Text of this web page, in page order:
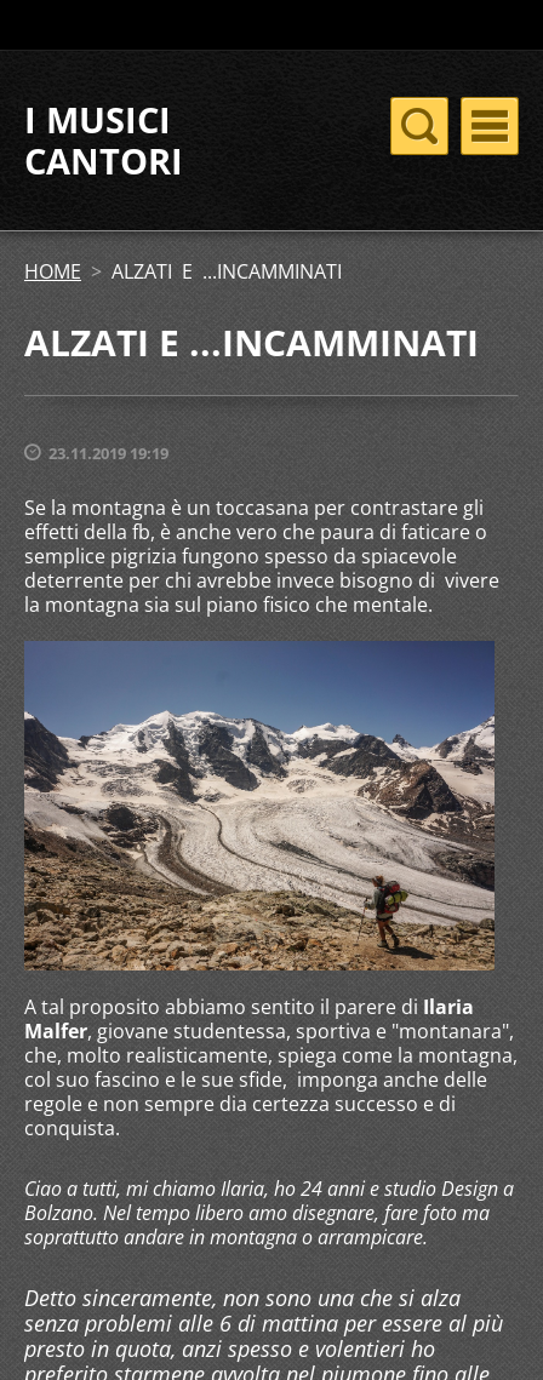
I MUSICI
CANTORI
HOME > ALZATI E ...INCAMMINATI
ALZATI E ...INCAMMINATI
23.11.2019 19:19
Se la montagna è un toccasana per contrastare gli
effetti della fb, è anche vero che paura di faticare o
semplice pigrizia fungono spesso da spiacevole
deterrente per chi avrebbe invece bisogno di vivere
la montagna sia sul piano fisico che mentale.
A tal proposito abbiamo sentito il parere di Ilaria
Malfer, giovane studentessa, sportiva e "montanara",
che, molto realisticamente, spiega come la montagna,
col suo fascino e le sue sfide, imponga anche delle
regole e non sempre dia certezza successo e di
conquista.
Ciao a tutti, mi chiamo Ilaria, ho 24 anni e studio Design a
Bolzano. Nel tempo libero amo disegnare, fare foto ma
soprattutto andare in montagna o arrampicare.
Detto sinceramente, non sono una che si alza
senza problemi alle 6 di mattina per essere al più
presto in quota, anzi spesso e volentieri ho
preferito starmene avvolta nel piumone fino alle